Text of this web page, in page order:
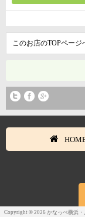
このお店のTOPページ
Copyright © 2026 かなっぺ横浜